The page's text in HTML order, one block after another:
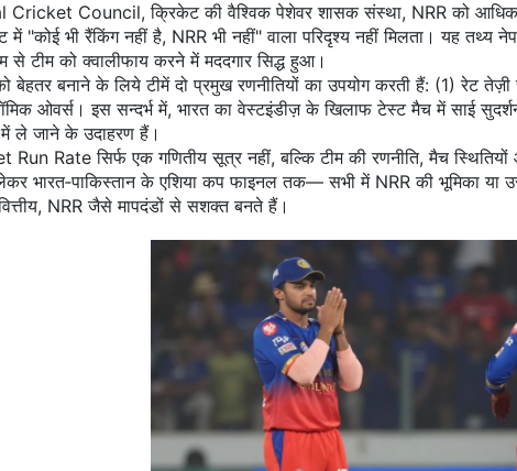
Cricket Council,क्रिकेट की वैश्विक पेशेवर शासक संस्था, NRR को
में "कोई भी रैंकिंग नहीं है, NRR भी नहीं" वाला परिदृश्य नहीं मिलता। यह
टीम को क्वालीफाय करने में मददगार सिद्ध हुआ।
बेहतर बनाने के लिये टीमें दो प्रमुख रणनीतियों का उपयोग करती हैं: (1) रेट
ओवर्स। इस सन्दर्भ में, भारत का वेस्टइंडीज़ के खिलाफ टेस्ट मैच में साई
में ले जाने के उदाहरण हैं।
Rate सिर्फ एक गणितीय सूत्र नहीं, बल्कि टीम की रणनीति, मैच
लेकर भारत‑पाकिस्तान के एशिया कप फाइनल तक— सभी में NRR की भूमिका
NRR जैसे मापदंडों से सशक्त बनते हैं।